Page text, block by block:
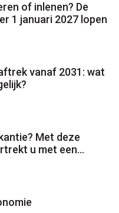
of inlenen? De
1 januari 2027 lopen
vanaf 2031: wat
Met deze
u met een